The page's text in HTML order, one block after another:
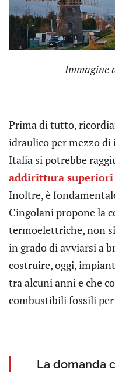
Immagine
Prima di tutto,
idraulico per mezzo
Italia si potrebbe
addirittura superiori
Inoltre, è
Cingolani propone la
termoelettriche, non
in grado di avviarsi a
costruire, oggi,
tra alcuni anni e che
combustibili fossili
La domanda